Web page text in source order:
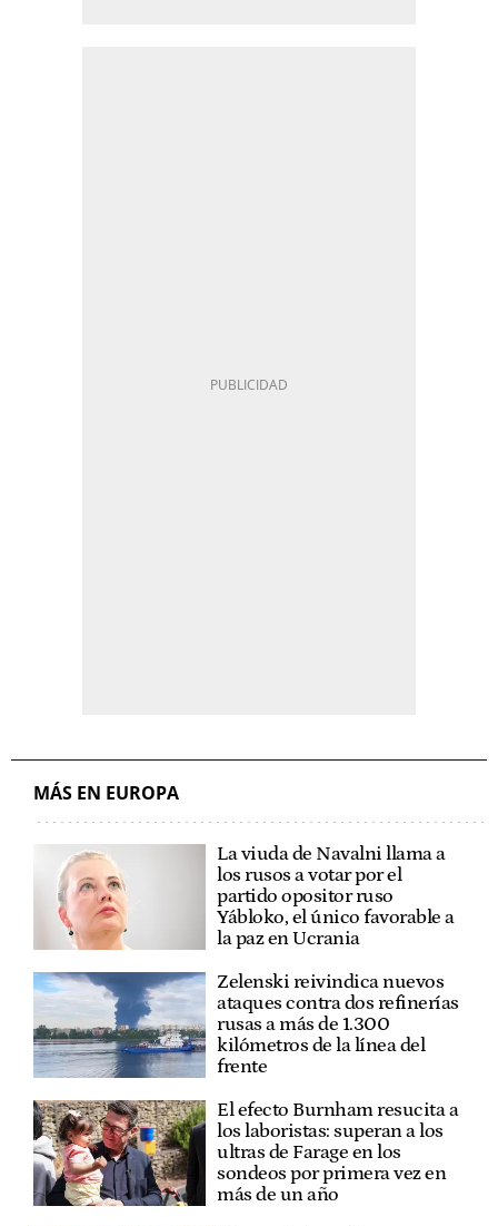
MÁS EN EUROPA
La viuda de Navalni llama a
los rusos a votar por el
partido opositor ruso
Yábloko, el único favorable a
la paz en Ucrania
Zelenski reivindica nuevos
ataques contra dos refinerías
rusas a más de 1.300
kilómetros de la línea del
frente
El efecto Burnham resucita a
los laboristas: superan a los
ultras de Farage en los
sondeos por primera vez en
más de un año